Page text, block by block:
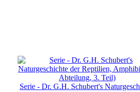
Serie - Dr. G.H. Schubert's